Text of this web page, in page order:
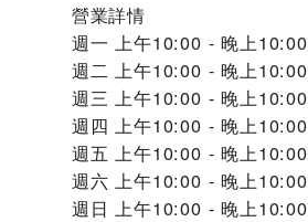
營業詳情
週一 上午10:00 - 晚上10:00
週二 上午10:00 - 晚上10:00
週三 上午10:00 - 晚上10:00
週四 上午10:00 - 晚上10:00
週五 上午10:00 - 晚上10:00
週六 上午10:00 - 晚上10:00
週日 上午10:00 - 晚上10:00